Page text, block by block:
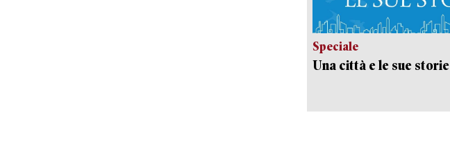
Speciale
Una città e le sue storie